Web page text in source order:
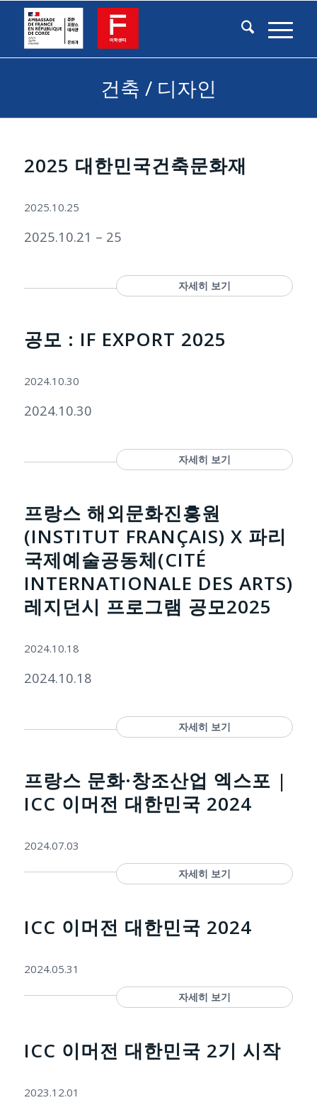
건축 / 디자인
2025 대한민국건축문화재
2025.10.25
2025.10.21 – 25
자세히 보기
공모 : IF EXPORT 2025
2024.10.30
2024.10.30
자세히 보기
프랑스 해외문화진흥원
(INSTITUT FRANÇAIS) X 파리
국제예술공동체(CITÉ
INTERNATIONALE DES ARTS)
레지던시 프로그램 공모2025
2024.10.18
2024.10.18
자세히 보기
프랑스 문화·창조산업 엑스포 |
ICC 이머전 대한민국 2024
2024.07.03
자세히 보기
ICC 이머전 대한민국 2024
2024.05.31
자세히 보기
ICC 이머전 대한민국 2기 시작
2023.12.01